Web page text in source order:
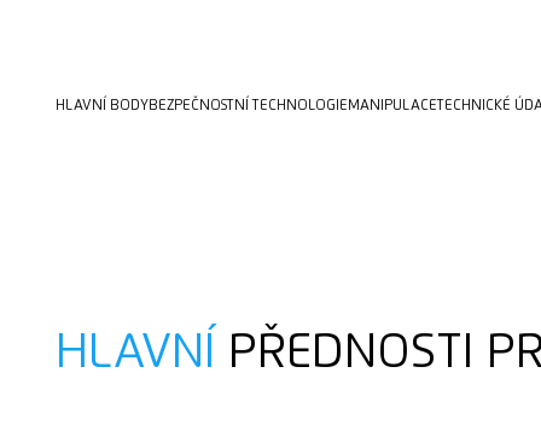
HLAVNÍ BODYBEZPEČNOSTNÍ TECHNOLOGIE MANIPULACE TECHNICKÉ
HLAVNÍ PŘEDNOSTI